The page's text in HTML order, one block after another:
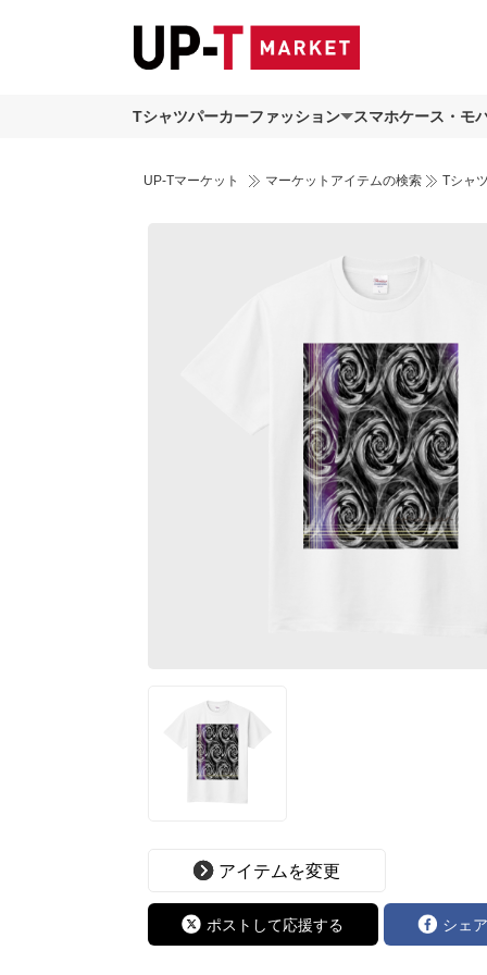
Tシャツパーカーファッション スマホケース・モ
UP-Tマーケット マーケットアイテムの検索 Tシャ
アイテムを変更
ポストして応援する シェ